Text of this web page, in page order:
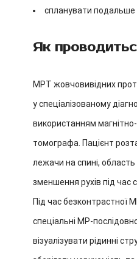
спланувати подальше
Як
МРТ жовчовивідних
у спеціалізованому
використанням
томографа. Пацієнт
лежачи на спині,
зменшення рухів під час
Під час безконтрастної
спеціальні МР-
візуалізувати рідинні